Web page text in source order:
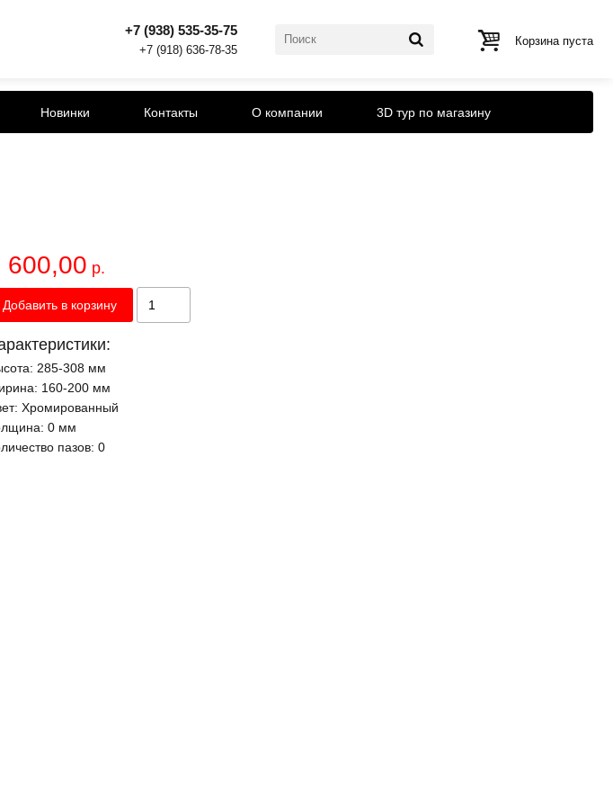
Корзина пуста
+7 (938) 535-35-75
+7 (918) 636-78-35
Новинки Контакты О компании 3D тур по магазину
600,00 р.
Добавить в корзину
285-308 мм
160-200 мм
Хромированный
0 мм
пазов: 0